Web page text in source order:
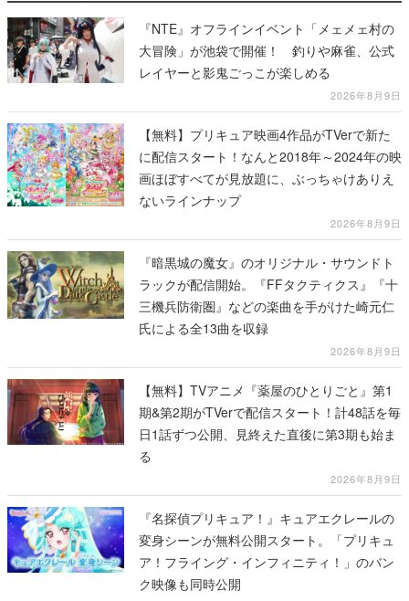
『NTE』オフラインイベント「メェメェ村の
大冒険」が池袋で開催！ 釣りや麻雀、公式
レイヤーと影鬼ごっこが楽しめる
2026年8月9日
【無料】プリキュア映画4作品がTVerで新た
に配信スタート！なんと2018年～2024年の映
画ほぼすべてが見放題に、ぶっちゃけありえ
ないラインナップ
2026年8月9日
『暗黒城の魔女』のオリジナル・サウンドト
ラックが配信開始。『FFタクティクス』『十
三機兵防衛圏』などの楽曲を手がけた崎元仁
氏による全13曲を収録
2026年8月9日
【無料】TVアニメ『薬屋のひとりごと』第1
期&第2期がTVerで配信スタート！計48話を毎
日1話ずつ公開、見終えた直後に第3期も始ま
る
2026年8月9日
『名探偵プリキュア！』キュアエクレールの
変身シーンが無料公開スタート。「プリキュ
ア！フライング・インフィニティ！」のバン
ク映像も同時公開